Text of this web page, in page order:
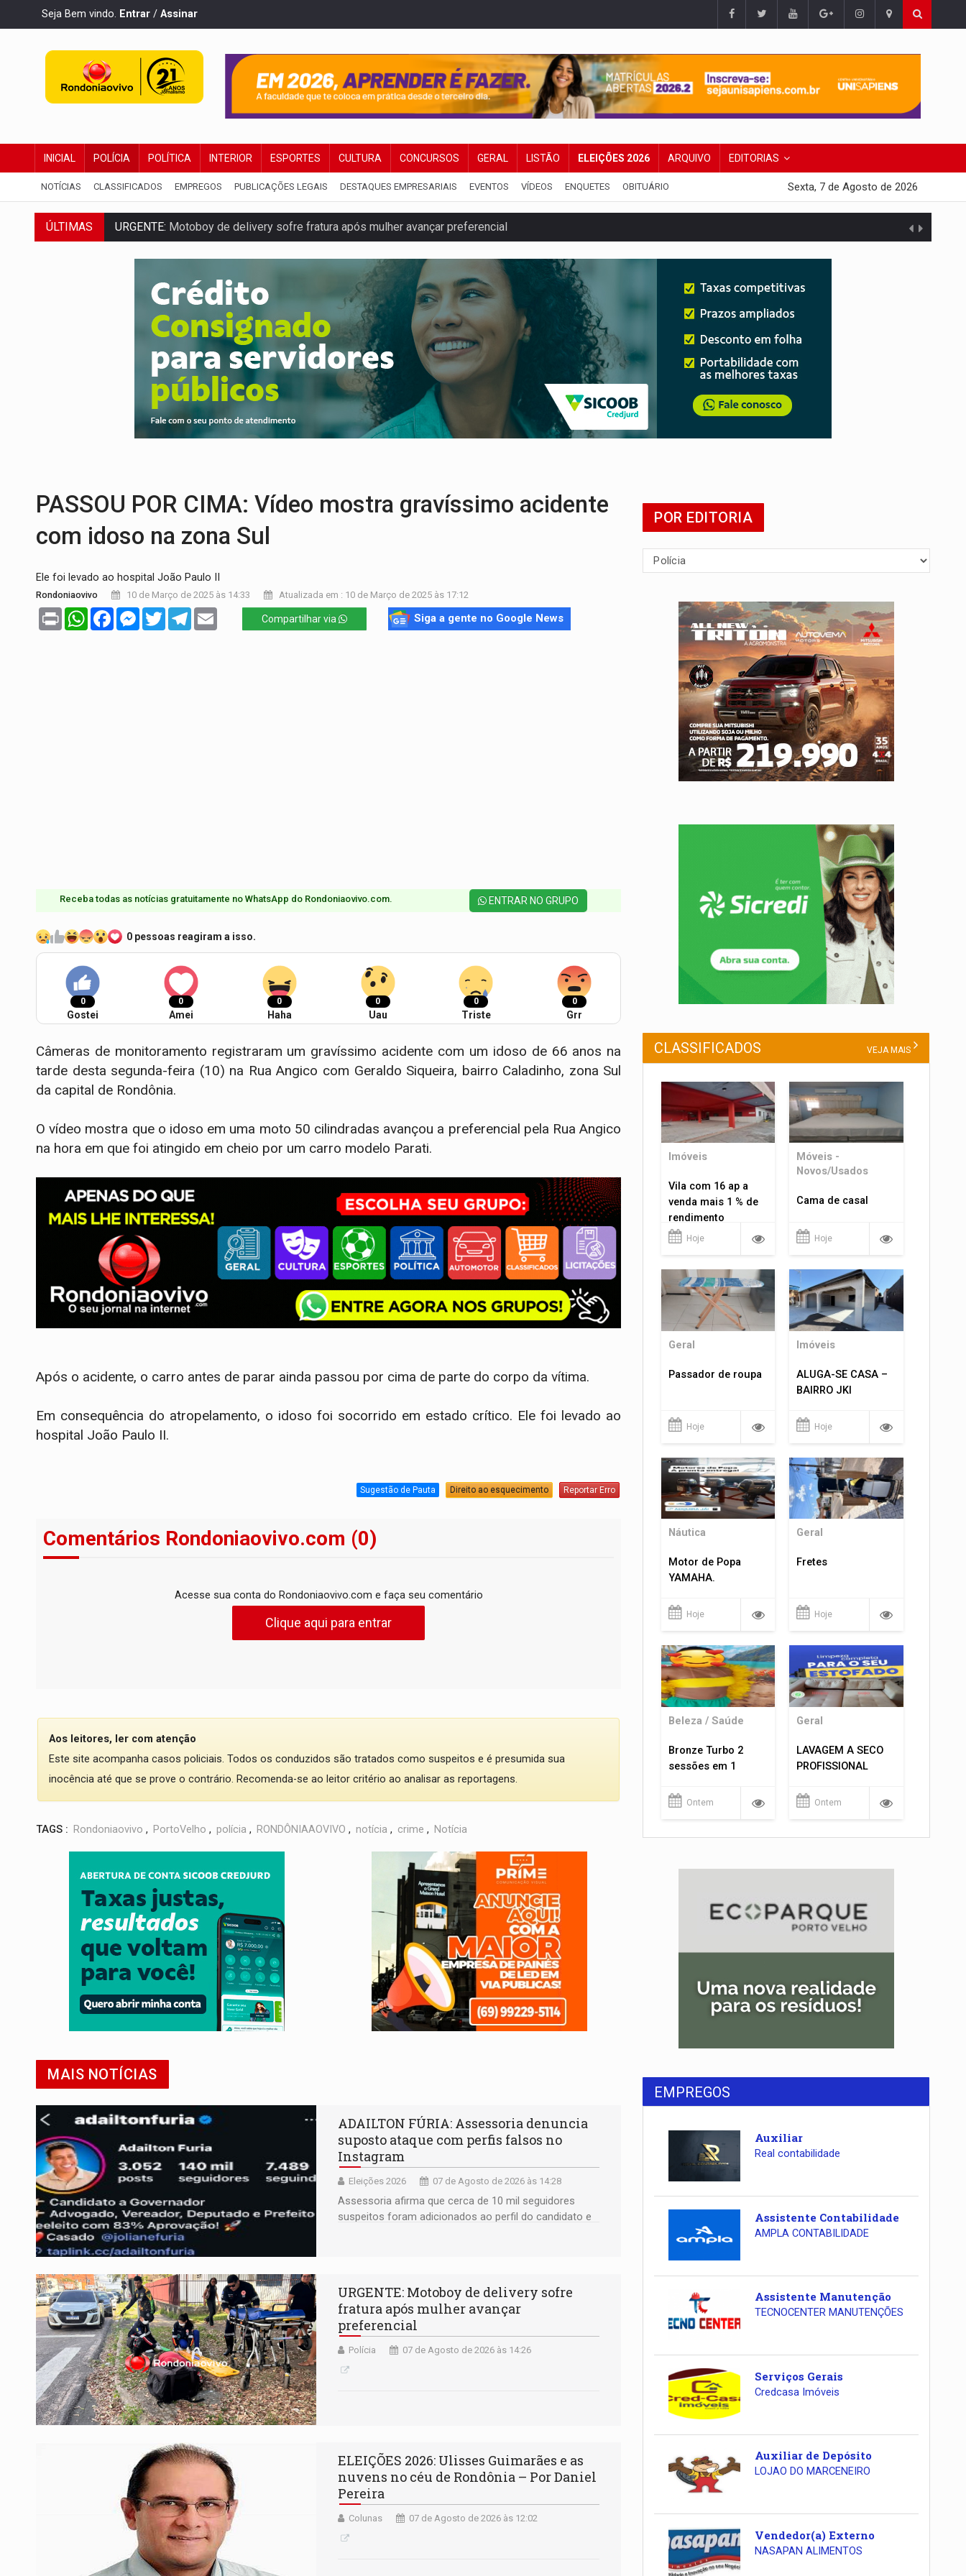
Seja Bem vindo. Entrar / Assinar
INICIAL POLÍCIA POLÍTICA INTERIOR ESPORTES CULTURA CONCURSOS GERAL LISTÃO ELEIÇÕES 2026 ARQUIVO EDITORIAS
NOTÍCIAS CLASSIFICADOS EMPREGOS PUBLICAÇÕES LEGAIS DESTAQUES EMPRESARIAIS EVENTOS VÍDEOS ENQUETES OBITUÁRIO Sexta, 7 de Agosto de 2026
ÚLTIMAS URGENTE: Motoboy de delivery sofre fratura após mulher avançar preferencial
ELEIÇÕES 2026:Ulisses Guimarães e as nuvens no céu de Rondônia – Por Daniel Pereira
DECISÃO REVISADA:Nunes Marques reduz pena de Acir Gurgacz e declara punibilidade extinta
CONEXÃO RONDONIAOVIVO: Museólogo Antônio Ocampo lança livro sobre a Madeira-Mamoré
ELEIÇÕES 2026: Patrimônio de candidata a deputada federal do PL salta R$ 1 mil para R$ 155 mil
Quadrilha é flagrada com cerca de 200 porções de drogas
BAIRRO TEIXEIRÃO:MPF cobra regularização fundiária da comunidade Nova Colina
SUCESSO NA ABERTURA: 2ª Feira Rondônia Empreendedora segue no Espaço Alternativo com entrada gratuita
PASSOU POR CIMA: Vídeo mostra gravíssimo acidente
com idoso na zona Sul
Ele foi levado ao hospital João Paulo II
Rondoniaovivo 10 de Março de 2025 às 14:33 Atualizada em : 10 de Março de 2025 às 17:12
Print WhatsAppFacebookMessenger
TwitterTelegram Compartilhar via Siga a gente no Google News
Receba todas as notícias gratuitamente no WhatsApp do Rondoniaovivo.com.​ ENTRAR NO GRUPO
0 pessoas reagiram a isso.
0
Gostei
0
Amei
0
Haha
0
Uau
0
Triste
0
Grr
Câmeras de monitoramento registraram um gravíssimo acidente com um idoso de 66 anos na
tarde desta segunda-feira (10) na Rua Angico com Geraldo Siqueira, bairro Caladinho, zona Sul
da capital de Rondônia.
O vídeo mostra que o idoso em uma moto 50 cilindradas avançou a preferencial pela Rua Angico
na hora em que foi atingido em cheio por um carro modelo Parati.
Após o acidente, o carro antes de parar ainda passou por cima de parte do corpo da vítima.
Em consequência do atropelamento, o idoso foi socorrido em estado crítico. Ele foi levado ao
hospital João Paulo II.
Sugestão de Pauta Direito ao esquecimento Reportar Erro
Comentários Rondoniaovivo.com (0)
Acesse sua conta do Rondoniaovivo.com e faça seu comentário
Clique aqui para entrar
Aos leitores, ler com atenção
Este site acompanha casos policiais. Todos os conduzidos são tratados como suspeitos e é presumida sua
inocência até que se prove o contrário. Recomenda-se ao leitor critério ao analisar as reportagens.
TAGS : Rondoniaovivo , PortoVelho , polícia , RONDÔNIAAOVIVO , notícia , crime , Notícia
MAIS NOTÍCIAS
ADAILTON FÚRIA: Assessoria denuncia
suposto ataque com perfis falsos no
Instagram
Eleições 2026 07 de Agosto de 2026 às 14:28
Assessoria afirma que cerca de 10 mil seguidores
suspeitos foram adicionados ao perfil do candidato e
URGENTE: Motoboy de delivery sofre
fratura após mulher avançar
preferencial
Polícia 07 de Agosto de 2026 às 14:26
ELEIÇÕES 2026: Ulisses Guimarães e as
nuvens no céu de Rondônia – Por Daniel
Pereira
Colunas 07 de Agosto de 2026 às 12:02
POR EDITORIA
CLASSIFICADOS VEJA MAIS
Imóveis
Vila com 16 ap a
venda mais 1 % de
rendimento
Hoje
Móveis -
Novos/Usados
Cama de casal
Hoje
Geral
Passador de roupa
Hoje
Imóveis
ALUGA-SE CASA –
BAIRRO JKI
Hoje
Náutica
Motor de Popa
YAMAHA.
Hoje
Geral
Fretes
Hoje
Beleza / Saúde
Bronze Turbo 2
sessões em 1
Ontem
Geral
LAVAGEM A SECO
PROFISSIONAL
Ontem
EMPREGOS
Auxiliar
Real contabilidade
Assistente Contabilidade
AMPLA CONTABILIDADE
Assistente Manutenção
TECNOCENTER MANUTENÇÕES
Serviços Gerais
Credcasa Imóveis
Auxiliar de Depósito
LOJAO DO MARCENEIRO
Vendedor(a) Externo
NASAPAN ALIMENTOS